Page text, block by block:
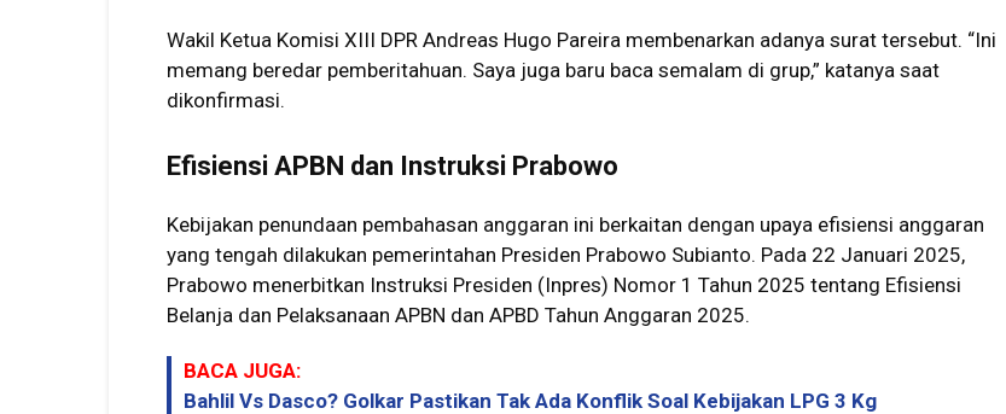
Wakil Ketua Komisi XIII DPR Andreas Hugo Pareira membenarkan adanya surat tersebut. “Ini
memang beredar pemberitahuan. Saya juga baru baca semalam di grup,” katanya saat
dikonfirmasi.
Efisiensi APBN dan Instruksi Prabowo
Kebijakan penundaan pembahasan anggaran ini berkaitan dengan upaya efisiensi anggaran
yang tengah dilakukan pemerintahan Presiden Prabowo Subianto. Pada 22 Januari 2025,
Prabowo menerbitkan Instruksi Presiden (Inpres) Nomor 1 Tahun 2025 tentang Efisiensi
Belanja dan Pelaksanaan APBN dan APBD Tahun Anggaran 2025.
BACA JUGA:
Bahlil Vs Dasco? Golkar Pastikan Tak Ada Konflik Soal Kebijakan LPG 3 Kg